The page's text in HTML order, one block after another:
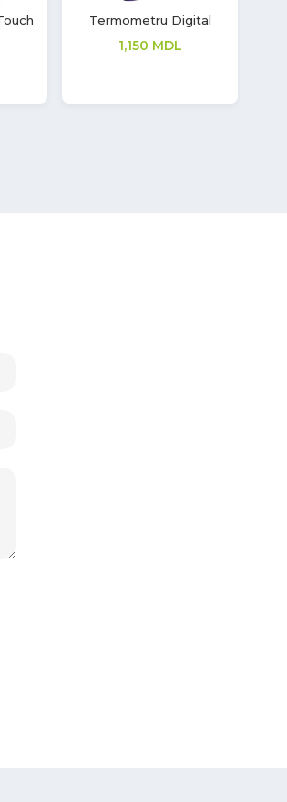
Mănuși latex Soft Touch
277 MDL